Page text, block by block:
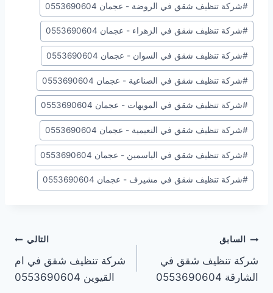
#شركة تنظيف شقق في الروضة - عجمان 0553690604
#شركة تنظيف شقق في الزهراء - عجمان 0553690604
#شركة تنظيف شقق في السوان - عجمان 0553690604
#شركة تنظيف شقق في الصناعية - عجمان 0553690604
#شركة تنظيف شقق في المويهات - عجمان 0553690604
#شركة تنظيف شقق في النعيمية - عجمان 0553690604
#شركة تنظيف شقق في الياسمين - عجمان 0553690604
#شركة تنظيف شقق في مشيرف - عجمان 0553690604
تصفّح
المقالات
السابق
شركة تنظيف شقق في
الشارقة 0553690604
التالي
شركة تنظيف شقق في ام
القيوين 0553690604